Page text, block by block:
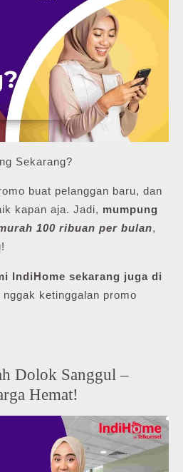
Sekarang?
buat pelanggan baru, dan
kapan aja. Jadi, mumpung
100 ribuan per bulan,
IndiHome sekarang juga di
nggak ketinggalan promo
Dolok Sanggul –
Hemat!